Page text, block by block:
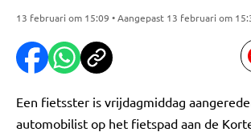
13 februari om 15:09 • Aangepast 13 februari om
Een fietsster is vrijdagmiddag
automobilist op het fietspad aan de